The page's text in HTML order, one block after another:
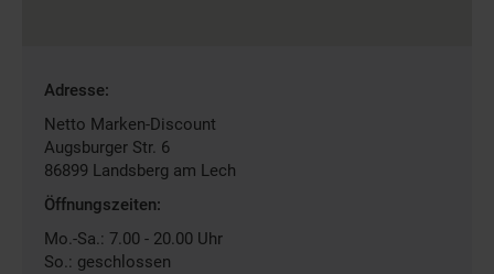
Gefundene
Filiale
Adresse:
Netto Marken-Discount
Augsburger Str. 6
86899 Landsberg am Lech
Öffnungszeiten:
Mo.-Sa.: 7.00 - 20.00 Uhr
So.: geschlossen